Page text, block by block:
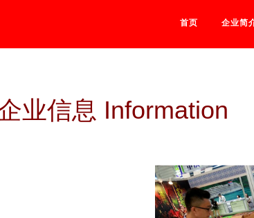
首页 企业简
业信息 Information